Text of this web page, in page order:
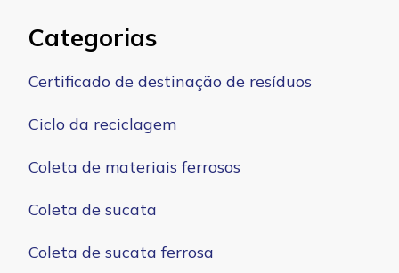
Categorias
Certificado de destinação de resíduos
Ciclo da reciclagem
Coleta de materiais ferrosos
Coleta de sucata
Coleta de sucata ferrosa